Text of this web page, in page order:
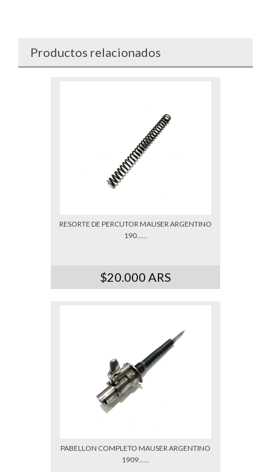
Productos relacionados
RESORTE DE PERCUTOR MAUSER ARGENTINO
190......
$20.000 ARS
PABELLON COMPLETO MAUSER ARGENTINO
1909......